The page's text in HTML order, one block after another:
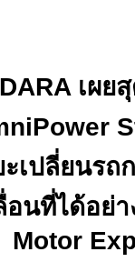
เผย
เปลี่ยนรถ
อนที่ได้อย่
Motor